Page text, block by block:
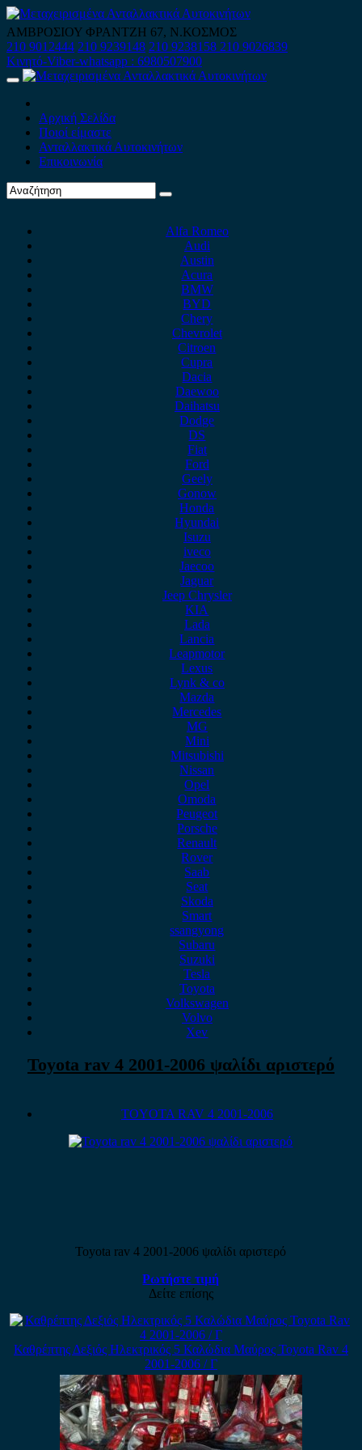
Skip
to
content
ΑΜΒΡΟΣΙΟΥ ΦΡΑΝΤΖΗ 67, Ν.ΚΟΣΜΟΣ
210 9012444 210 9239148 210 9238158 210 9026839
Κινητό-Viber-whatsapp : 6980507900
Primary
Αρχική Σελίδα
Ποιοί είμαστε
Ανταλλακτικά Αυτοκινήτων
Επικοινωνία
Alfa Romeo
Audi
Austin
Acura
BMW
BYD
Chery
Chevrolet
Citroen
Cupra
Dacia
Daewoo
Daihatsu
Dodge
DS
Fiat
Ford
Geely
Gonow
Honda
Hyundai
Isuzu
iveco
Jaecoo
Jaguar
Jeep Chrysler
KIA
Lada
Lancia
Leapmotor
Lexus
Lynk & co
Mazda
Mercedes
MG
Mini
Mitsubishi
Nissan
Opel
Omoda
Peugeot
Porsche
Renault
Rover
Saab
Seat
Skoda
Smart
ssangyong
Subaru
Suzuki
Tesla
Toyota
Volkswagen
Volvo
Xev
Toyota rav 4 2001-2006 ψαλίδι αριστερό
TOYOTA RAV 4 2001-2006
Toyota rav 4 2001-2006 ψαλίδι αριστερό
Ρωτήστε τιμή
Δείτε επίσης
Καθρέπτης Δεξιός Ηλεκτρικός 5 Καλώδια Μαύρος Toyota Rav 4
2001-2006 / Γ